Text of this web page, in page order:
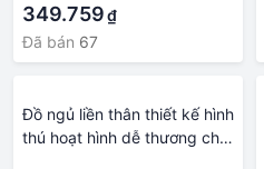
349.759₫
Đã bán 67
Đồ ngủ liền thân thiết kế hình
thú hoạt hình dễ thương cho